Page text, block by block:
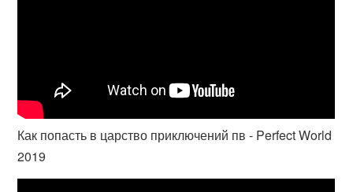
Как попасть в царство приключений пв - Perfect World
2019